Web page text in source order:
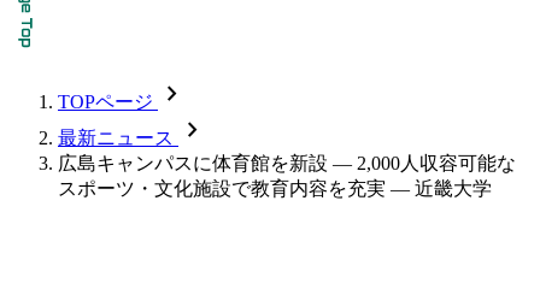
TOPページ chevron_forward
最新ニュース chevron_forward
広島キャンパスに体育館を新設 — 2,000人収容可能な
スポーツ・文化施設で教育内容を充実 — 近畿大学